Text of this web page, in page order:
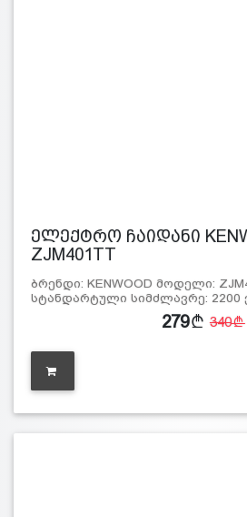
ელექტრო ჩაიდანი
ZJM401TT
ბრენდი: KENWOOD მოდელი:
სტანდარტული სიმძლავრე: 2200
279 340